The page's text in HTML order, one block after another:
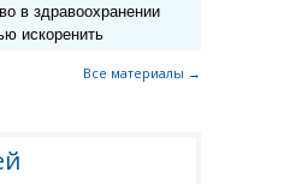
в здравоохранении
искоренить
Все материалы →